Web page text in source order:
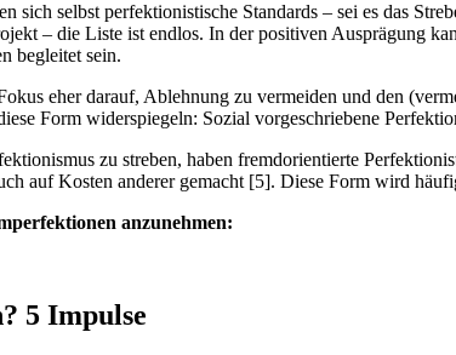
sich selbst perfektionistische Standards – sei es das
– die Liste ist endlos. In der positiven Ausprägung
begleitet sein.
eher darauf, Ablehnung zu vermeiden und den
Form widerspiegeln: Sozial vorgeschriebene
zu streben, haben fremdorientierte
auf Kosten anderer gemacht [5]. Diese Form wird
anzunehmen:
5 Impulse